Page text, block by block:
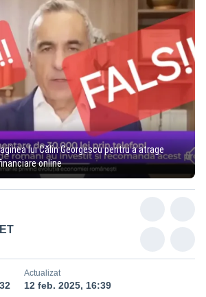
lui Călin Georgescu pentru a atrage
online
Actualizat
12 feb. 2025, 16:39